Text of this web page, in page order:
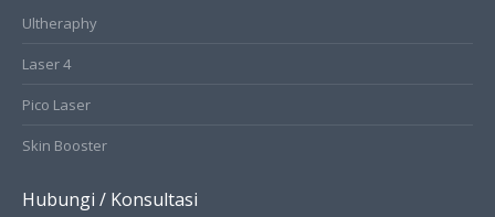
Ultheraphy
Laser 4
Pico Laser
Skin Booster
Hubungi / Konsultasi